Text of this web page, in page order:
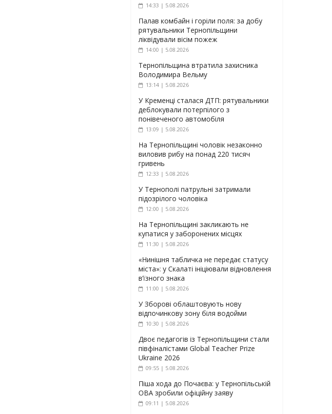
14:33 | 5.08.2026
Палав комбайн і горіли поля: за добу
рятувальники Тернопільщини
ліквідували вісім пожеж
14:00 | 5.08.2026
Тернопільщина втратила захисника
Володимира Вельму
13:14 | 5.08.2026
У Кременці сталася ДТП: рятувальники
деблокували потерпілого з
понівеченого автомобіля
13:09 | 5.08.2026
На Тернопільщині чоловік незаконно
виловив рибу на понад 220 тисяч
гривень
12:33 | 5.08.2026
У Тернополі патрульні затримали
підозрілого чоловіка
12:00 | 5.08.2026
На Тернопільщині закликають не
купатися у заборонених місцях
11:30 | 5.08.2026
«Нинішня табличка не передає статусу
міста»: у Скалаті ініціювали відновлення
в’їзного знака
11:00 | 5.08.2026
У Зборові облаштовують нову
відпочинкову зону біля водойми
10:30 | 5.08.2026
Двоє педагогів із Тернопільщини стали
півфіналістами Global Teacher Prize
Ukraine 2026
09:55 | 5.08.2026
Піша хода до Почаєва: у Тернопільській
ОВА зробили офіційну заяву
09:11 | 5.08.2026